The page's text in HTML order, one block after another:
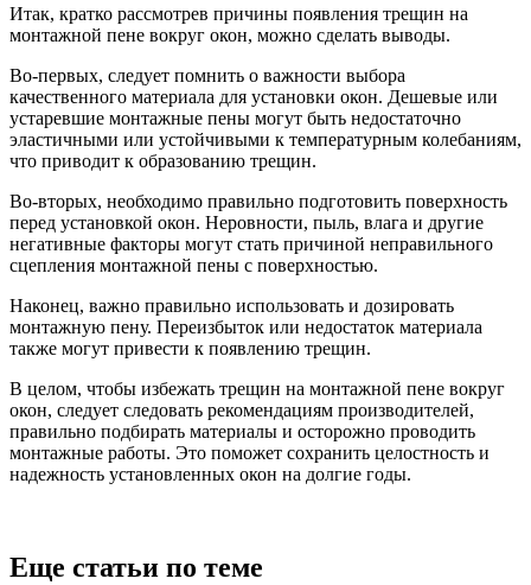
Итак, кратко рассмотрев причины появления трещин на
монтажной пене вокруг окон, можно сделать выводы.
Во-первых, следует помнить о важности выбора
качественного материала для установки окон. Дешевые или
устаревшие монтажные пены могут быть недостаточно
эластичными или устойчивыми к температурным колебаниям,
что приводит к образованию трещин.
Во-вторых, необходимо правильно подготовить поверхность
перед установкой окон. Неровности, пыль, влага и другие
негативные факторы могут стать причиной неправильного
сцепления монтажной пены с поверхностью.
Наконец, важно правильно использовать и дозировать
монтажную пену. Переизбыток или недостаток материала
также могут привести к появлению трещин.
В целом, чтобы избежать трещин на монтажной пене вокруг
окон, следует следовать рекомендациям производителей,
правильно подбирать материалы и осторожно проводить
монтажные работы. Это поможет сохранить целостность и
надежность установленных окон на долгие годы.
Еще статьи по теме